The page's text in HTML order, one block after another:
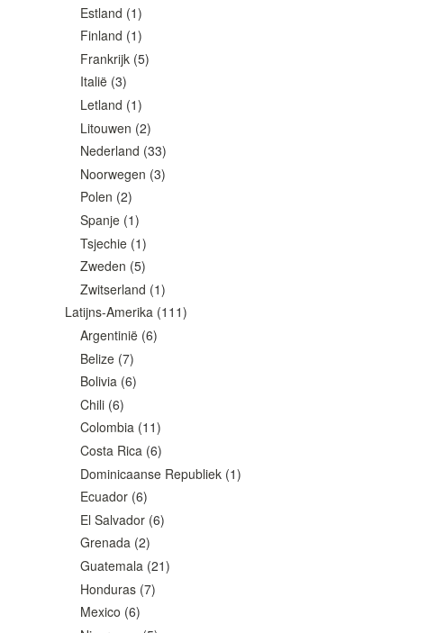
Estland (1)
Finland (1)
Frankrijk (5)
Italië (3)
Letland (1)
Litouwen (2)
Nederland (33)
Noorwegen (3)
Polen (2)
Spanje (1)
Tsjechie (1)
Zweden (5)
Zwitserland (1)
Latijns-Amerika (111)
Argentinië (6)
Belize (7)
Bolivia (6)
Chili (6)
Colombia (11)
Costa Rica (6)
Dominicaanse Republiek (1)
Ecuador (6)
El Salvador (6)
Grenada (2)
Guatemala (21)
Honduras (7)
Mexico (6)